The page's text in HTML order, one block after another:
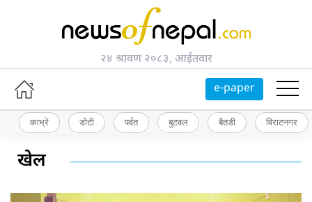
२४ श्रावण २०८३, आईतवार
e-paper
काभ्रे डोटी पर्वत बुटवल बैतडी विराटनगर
खेल